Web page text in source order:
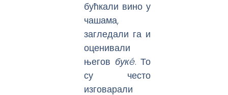
бућкали вино у
чашама,
загледали га и
оценивали
његов букé. То
су често
изговарали